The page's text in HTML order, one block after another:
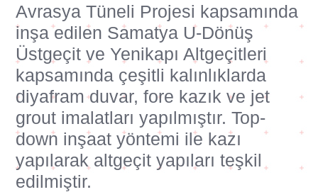
Avrasya Tüneli Projesi kapsamında
inşa edilen Samatya U-Dönüş
Üstgeçit ve Yenikapı Altgeçitleri
kapsamında çeşitli kalınlıklarda
diyafram duvar, fore kazık ve jet
grout imalatları yapılmıştır. Top-
down inşaat yöntemi ile kazı
yapılarak altgeçit yapıları teşkil
edilmiştir.